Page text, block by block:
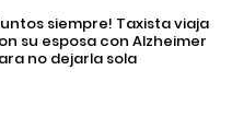
siempre! Taxista viaja
su esposa con Alzheimer
no dejarla sola